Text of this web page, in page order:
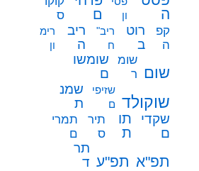
ה
ון
ם
ס
קפ
ה
רוט
ב
ריב"
ח
ריב
ה
רימ
ון
שום
שומ
ר
שומשו
ם
שוקולד
שזיפי
ם
שמנ
ת
שקדי
ם
תו
ת
תיר
ס
תמרי
ם
תפ"א תפ"ע
תר
ד